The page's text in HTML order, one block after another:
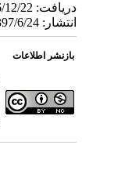
انتشار: 1397/6/24
بازنشر اطلاعات